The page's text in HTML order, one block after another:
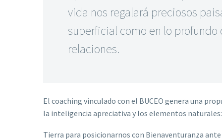
vida nos regalará preciosos
superficial como en lo profundo
relaciones.
El coaching vinculado con el BUCEO genera una
la inteligencia apreciativa y los elementos naturales:
Tierra para posicionarnos con Bienaventuranza